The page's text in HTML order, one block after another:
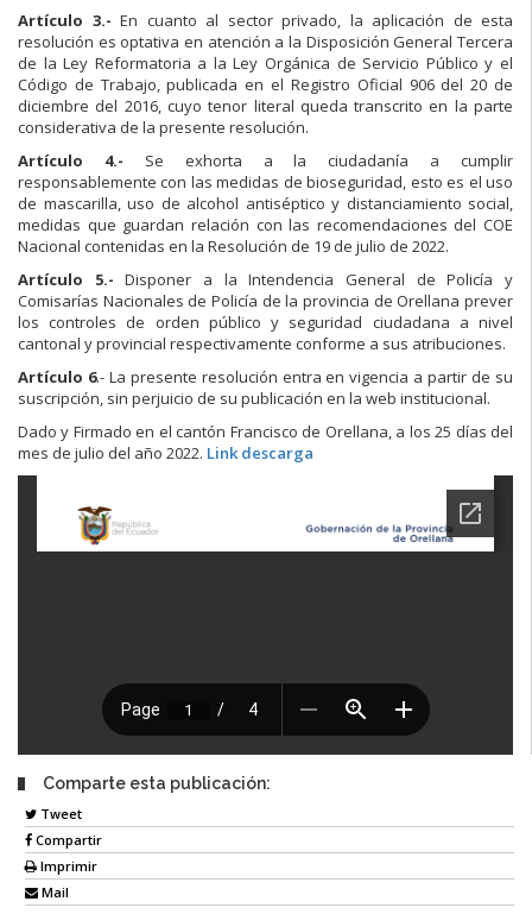
Artículo 3.- En cuanto al sector privado, la aplicación de esta
resolución es optativa en atención a la Disposición General Tercera
de la Ley Reformatoria a la Ley Orgánica de Servicio Público y el
Código de Trabajo, publicada en el Registro Oficial 906 del 20 de
diciembre del 2016, cuyo tenor literal queda transcrito en la parte
considerativa de la presente resolución.
Artículo 4.- Se exhorta a la ciudadanía a cumplir
responsablemente con las medidas de bioseguridad, esto es el uso
de mascarilla, uso de alcohol antiséptico y distanciamiento social,
medidas que guardan relación con las recomendaciones del COE
Nacional contenidas en la Resolución de 19 de julio de 2022.
Artículo 5.-Disponer a la Intendencia General de Policía y
Comisarías Nacionales de Policía de la provincia de Orellana prever
los controles de orden público y seguridad ciudadana a nivel
cantonal y provincial respectivamente conforme a sus atribuciones.
Artículo 6.- La presente resolución entra en vigencia a partir de su
suscripción, sin perjuicio de su publicación en la web institucional.
Dado y Firmado en el cantón Francisco de Orellana, a los 25 días del
mes de julio del año 2022. Link descarga
Comparte esta publicación:
Tweet
Compartir
Imprimir
Mail